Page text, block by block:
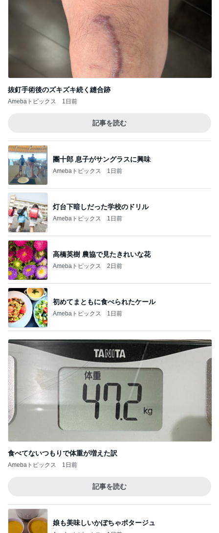
抜釘手術後のズキズキ続く縫合跡
Amebaトピックス 1日前
記事を読む
團十郎 息子がサングラスに興味
Amebaトピックス 1日前
灯台下暗しだった学校のドリル
Amebaトピックス 1日前
高橋英樹 農協で見たきれいな花
Amebaトピックス 2日前
初めてまともに食べられたケール
Amebaトピックス 1日前
食べてないつもりで体重が増えた訳
Amebaトピックス 1日前
記事を読む
娘も美味しいかぼちゃポタージュ